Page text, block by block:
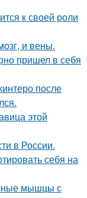
к своей роли
и вены.
пришел в себя
после
этой
в России.
себя на
мышцы с